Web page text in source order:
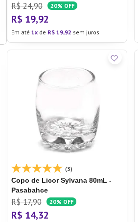
R$ 24,90 20% OFF
R$ 19,92
Em até1 de R$ 19,92 sem juros
(3)
Copo de Licor Sylvana 80mL -
Pasabahce
R$ 17,90 20% OFF
R$ 14,32